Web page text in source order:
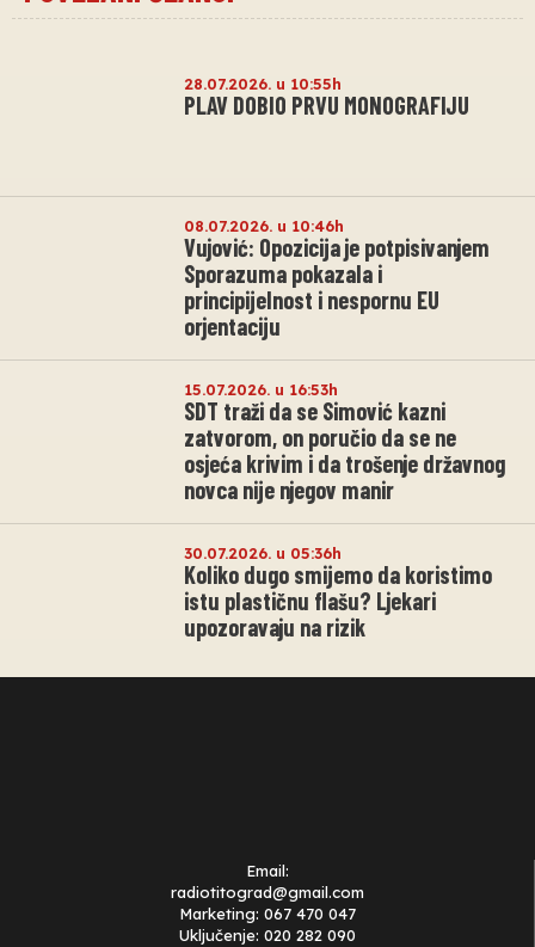
28.07.2026. u 10:55h
PLAV DOBIO PRVU MONOGRAFIJU
08.07.2026. u 10:46h
Vujović: Opozicija je potpisivanjem
Sporazuma pokazala i
principijelnost i nespornu EU
orjentaciju
15.07.2026. u 16:53h
SDT traži da se Simović kazni
zatvorom, on poručio da se ne
osjeća krivim i da trošenje državnog
novca nije njegov manir
30.07.2026. u 05:36h
Koliko dugo smijemo da koristimo
istu plastičnu flašu? Ljekari
upozoravaju na rizik
Email:
radiotitograd@gmail.com
Marketing: 067 470 047
Uključenje: 020 282 090